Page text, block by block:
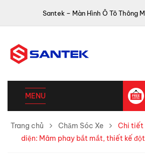
Santek – Màn Hình Ô Tô Thông
MENU
Trang chủ Chăm Sóc Xe
Chi tiết
diện: Mâm phay bắt mắt, thiết kế